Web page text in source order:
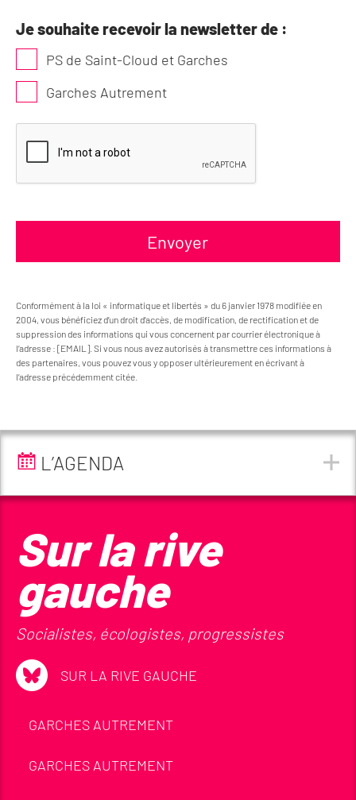
Je souhaite recevoir la newsletter de :
PS de Saint-Cloud et Garches
Garches Autrement
Envoyer
Conformément à la loi « informatique et libertés » du 6 janvier 1978 modifiée en
2004, vous bénéficiez d’un droit d’accès, de modification, de rectification et de
suppression des informations qui vous concernent par courrier électronique à
l’adresse : [EMAIL]. Si vous nous avez autorisés à transmettre ces informations à
des partenaires, vous pouvez vous y opposer ultérieurement en écrivant à
l’adresse précédemment citée.
L’AGENDA
Sur la rive
gauche
Socialistes, écologistes, progressistes
SUR LA RIVE GAUCHE
GARCHES AUTREMENT
GARCHES AUTREMENT